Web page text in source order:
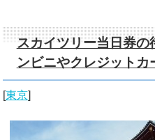
スカイツリー当日券の
ンビニやクレジット
[東京]